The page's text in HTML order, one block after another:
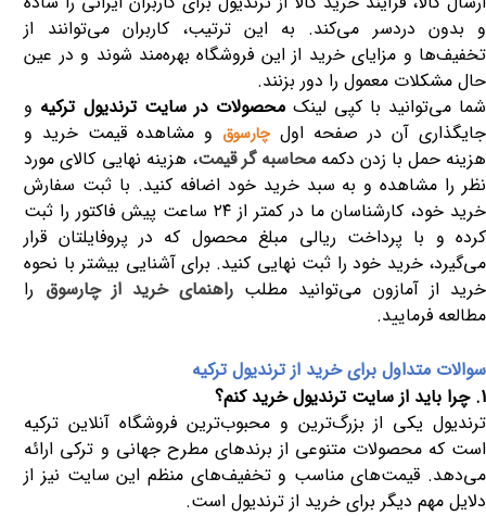
و بدون دردسر می‌کند. به این ترتیب، کاربران می‌توانند از
تخفیف‌ها و مزایای خرید از این فروشگاه بهره‌مند شوند و در عین
حال مشکلات معمول را دور بزنند.
شما می‌توانید با کپی لینکمحصولات در سایت ترندیول ترکیه و
جایگذاری آن در صفحه اول چارسوق و مشاهده قیمت خرید و
هزینه حمل با زدن دکمهمحاسبه گر قیمت، هزینه نهایی کالای مورد
نظر را مشاهده و به سبد خرید خود اضافه کنید. با ثبت سفارش
خرید خود، کارشناسان ما در کمتر از ۲۴ ساعت پیش فاکتور را ثبت
کرده و با پرداخت ریالی مبلغ محصول که در پروفایلتان قرار
می‌گیرد، خرید خود را ثبت نهایی کنید. برای آشنایی بیشتر با نحوه
خرید از آمازون می‌توانید مطلب راهنمای خرید از چارسوق را
مطالعه فرمایید.
سوالات متداول برای خرید از ترندیول ترکیه
1. چرا باید از سایت ترندیول خرید کنم؟
ترندیول یکی از بزرگ‌ترین و محبوب‌ترین فروشگاه‌ آنلاین ترکیه
است که محصولات متنوعی از برندهای مطرح جهانی و ترکی ارائه
می‌دهد. قیمت‌های مناسب و تخفیف‌های منظم این سایت نیز از
دلایل مهم دیگر برای خرید از ترندیول است.